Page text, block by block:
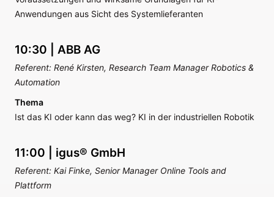
Anwendungen aus Sicht des Systemlieferanten
10:30 | ABB AG
Referent: René Kirsten, Research Team Manager Robotics &
Automation
Thema
Ist das KI oder kann das weg? KI in der industriellen Robotik
11:00 | igus® GmbH
Referent: Kai Finke, Senior Manager Online Tools and
Plattform